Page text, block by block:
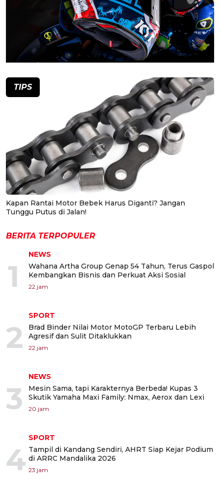
TIPS
Kapan Rantai Motor Bebek Harus Diganti? Jangan
Tunggu Putus di Jalan!
BERITA TERPOPULER
1
NEWS
Wahana Artha Group Genap 54 Tahun, Terus Gaspol
Kembangkan Bisnis dan Perkuat Aksi Sosial
22 jam
2
SPORT
Brad Binder Nilai Motor MotoGP Terbaru Lebih
Agresif dan Sulit Ditaklukkan
22 jam
3
NEWS
Mesin Sama, tapi Karakternya Berbeda! Kupas 3
Skutik Yamaha Maxi Family: Nmax, Aerox dan Lexi
20 jam
4
SPORT
Tampil di Kandang Sendiri, AHRT Siap Kejar Podium
di ARRC Mandalika 2026
23 jam